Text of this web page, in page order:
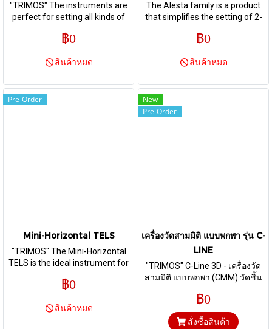
"TRIMOS" The instruments are
perfect for setting all kinds of
equipment and for checking
diameters, thread gauges etc.
฿0
สินค้าหมด
The Alesta family is a product
that simplifies the setting of 2-
the traditional way using a lot of
฿0
สินค้าหมด
Pre-Order
Mini-Horizontal TELS
"TRIMOS" The Mini-Horizontal
TELS is the ideal instrument for
part of the horizontal
฿0
สินค้าหมด
New
Pre-Order
เครื่องวัดสามมิติ แบบพกพา รุ่น C-
LINE
"TRIMOS" C-Line 3D - เครื่องวัด
สามมิติ แบบพกพา (CMM) วัดชิ้น
หลากหลายมิติ สามารถวัดงานได้
ทั้งแกน X axis, Y axis และ Z axis
วัดค่าและแสดงผลได้แบบ 3D แบบ
฿0
สั่งซื้อสินค้า